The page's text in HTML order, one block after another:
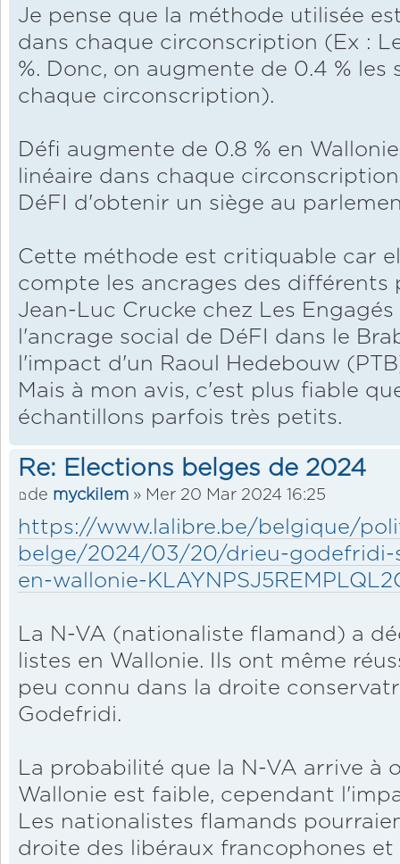
Je pense que la méthode utilisée
dans chaque circonscription (Ex :
%. Donc, on augmente de 0.4 % les
chaque circonscription).
Défi augmente de 0.8 % en
linéaire dans chaque
DéFI d'obtenir un siège au
Cette méthode est critiquable car
compte les ancrages des différents
Jean-Luc Crucke chez Les
l'ancrage social de DéFI dans le
l'impact d'un Raoul Hedebouw
Mais à mon avis, c'est plus fiable
échantillons parfois très petits.
Re: Elections belges de 2024
de myckilem » Mer 20 Mar 2024 16:25
https://www.lalibre.be/belgique/
belge/2024/03/20/drieu-godefridi-
en-wallonie-
La N-VA (nationaliste flamand) a
listes en Wallonie. Ils ont même
peu connu dans la droite
Godefridi.
La probabilité que la N-VA arrive à
Wallonie est faible, cependant
Les nationalistes flamands
droite des libéraux francophones et